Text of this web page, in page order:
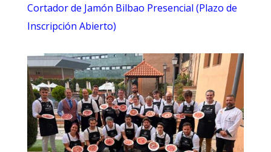
Cortador de Jamón Bilbao Presencial (Plazo de
Inscripción Abierto)